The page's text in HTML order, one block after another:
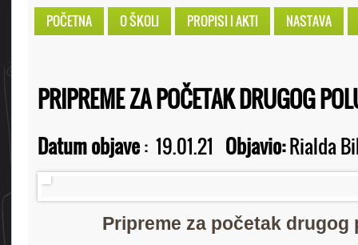
POČETNA O ŠKOLI PROPISI I AKTI NASTAVA
PRIPREME ZA POČETAK DRUGOG
Datum objave: 19.01.21 Objavio:Rialda
Pripreme za početak drugog